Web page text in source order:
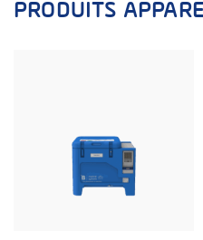
PRODUITS